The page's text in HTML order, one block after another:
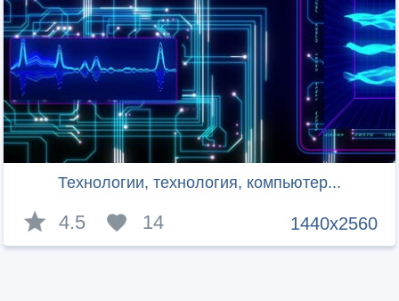
Технологии, технология, компьютер...
1440x2560
4.5 14